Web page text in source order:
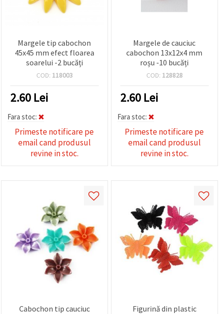
Margele tip cabochon
45x45 mm efect floarea
soarelui -2 bucăți
COD: 118003
2.60 Lei
Fara stoc:
Primeste notificare pe
email cand produsul
revine in stoc.
Margele de cauciuc
cabochon 13x12x4 mm
roșu -10 bucăți
COD: 128828
2.60 Lei
Fara stoc:
Primeste notificare pe
email cand produsul
revine in stoc.
Cabochon tip cauciuc
Figurină din plastic